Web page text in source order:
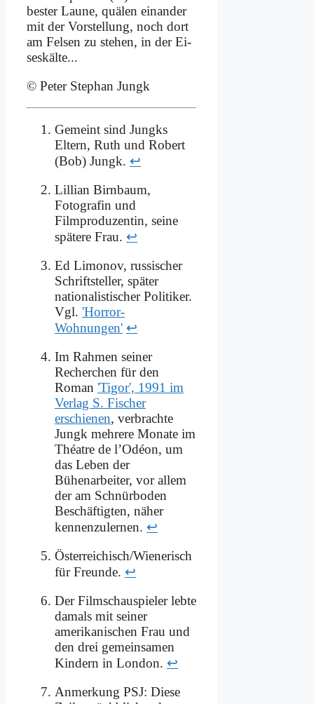
be­ster Lau­ne, quä­len ein­an­der
mit der Vor­stel­lung, noch dort
am Fel­sen zu ste­hen, in der Ei­
ses­käl­te...
© Pe­ter Ste­phan Jungk
Gemeint sind Jungks
Eltern, Ruth und Robert
(Bob) Jungk. ↩
Lillian Birnbaum,
Fotografin und
Filmproduzentin, seine
spätere Frau. ↩
Ed Limonov, russischer
Schriftsteller, später
nationalistischer Politiker.
Vgl. 'Horror-
Wohnungen' ↩
Im Rahmen seiner
Recherchen für den
Roman 'Tigor', 1991 im
Verlag S. Fischer
erschienen, verbrachte
Jungk mehrere Monate im
Théatre de l’Odéon, um
das Leben der
Bühenarbeiter, vor allem
der am Schnürboden
Beschäftigten, näher
kennenzulernen. ↩
Österreichisch/Wienerisch
für Freunde. ↩
Der Filmschauspieler lebte
damals mit seiner
amerikanischen Frau und
den drei gemeinsamen
Kindern in London. ↩
Anmerkung PSJ: Diese